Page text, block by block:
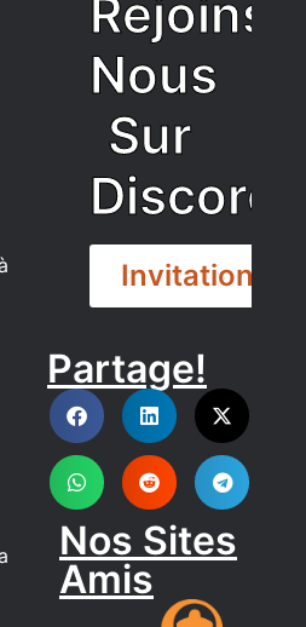
Rejoins
Nous
Sur
Discord
Invitation
DISCORD
Partage!
Nos Sites
Amis